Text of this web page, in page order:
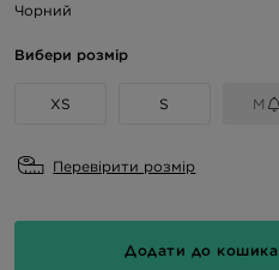
Чорний
Вибери розмір
XS S M
Перевірити розмір
Додати до кошика